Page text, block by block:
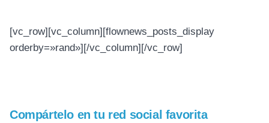
[vc_row][vc_column][flownews_posts_display
orderby=»rand»][/vc_column][/vc_row]
Compártelo en tu red social favorita